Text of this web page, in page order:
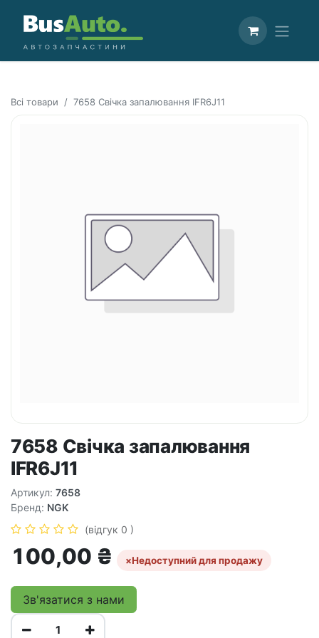
Всі товари 7658 Свічка запалювання IFR6J11
7658 Свічка запалювання
IFR6J11
Артикул: 7658
Бренд: NGK
(відгук 0 )
100,00 ₴ ×Недоступний для продажу
Зв'язатися з нами